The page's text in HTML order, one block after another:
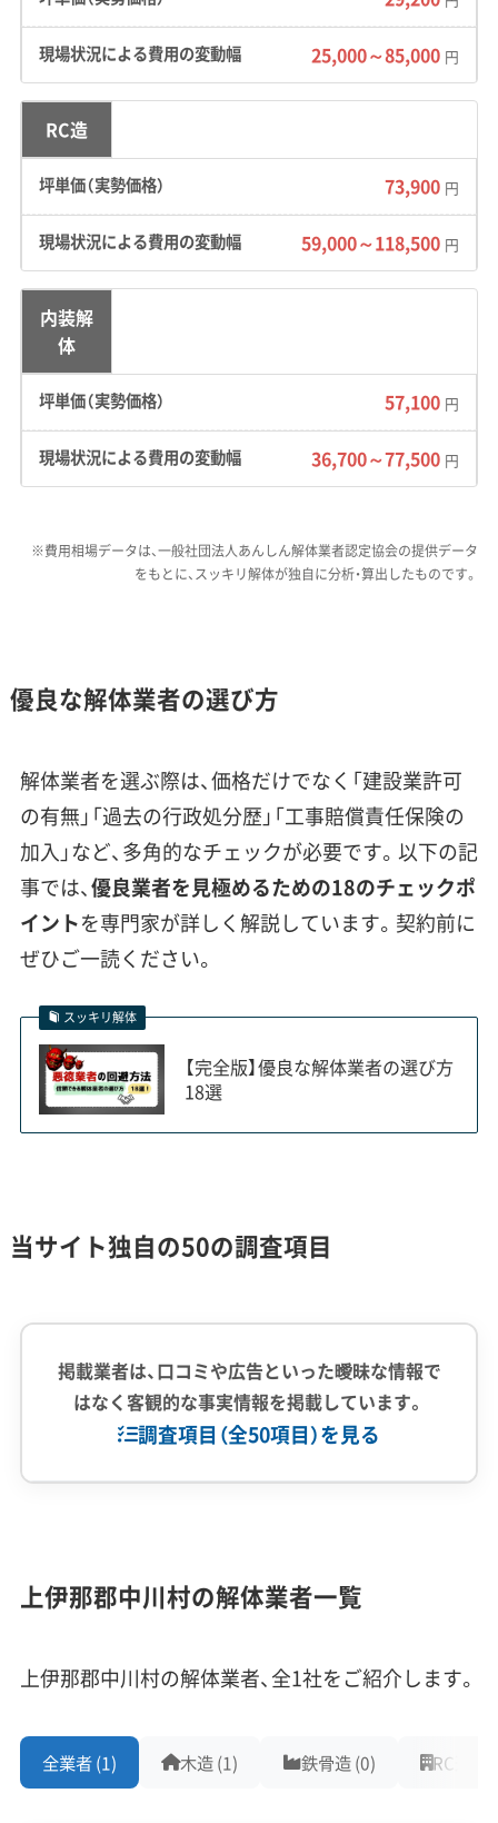
地形の特徴：天竜川がつくった大規模な河岸段
丘の上に集落が点在し、住宅が斜面ギリギリに
建っている場所も少なくありません。大草地区
や片桐地区では勾配10%を超える急な坂道が多
く、村内には土砂災害警戒区域も多数指定され
ています。
道路事情：葛北・葛南地区といった集落の内部
は、江戸時代から続く町割りの影響で道幅が
2.5m〜3.0mほどの狭い道が多く残っていま
す。そのため、大型トラックの通行や、車同士の
すれ違いが非常に難しい状況です。
費用への影響：主要な道路から現場まで、2tトラ
うんぱん）」が必要になるケースが多く見られま
す。これが、都市部の工事に比べて運搬に関わる
運営者 稲垣
中川村のような急傾斜地での解体
は、ただ壊すだけでは不十分です。
私がこれまで見てきたトラブル事
例で多いのが、作業中の土砂崩れ
や、隣家への影響です。だからこ
そ、見積もりの段階で「どのような
明してくれる業者を選んでくださ
い。過去の災害の教訓を理解してい
る業者かどうかが、大きな判断基準
になります。
三六災害の記憶と防災意識が解体工事
1961年の三六災害で集落が集団移転したとい
う歴史的な経験が、「危険な家屋の放置は二次
1961年（昭和36年）に発生した「三六災害」の記憶で
の維持が不可能と判断され、全戸が集団移転すると
いう甚大な被害を受けました。
25,000～85,000 円
RC造
73,900 円
59,000～118,500 円
内装解
体
57,100 円
36,700～77,500 円
※費用相場データは、一般社団法人あんしん解体業者認定協会の提供データ
をもとに、スッキリ解体が独自に分析・算出したものです。
優良な解体業者の選び方
解体業者を選ぶ際は、価格だけでなく「建設業許可
の有無」「過去の行政処分歴」「工事賠償責任保険の
加入」など、多角的なチェックが必要です。以下の記
事では、優良業者を見極めるための18のチェックポ
イントを専門家が詳しく解説しています。契約前に
ぜひご一読ください。
スッキリ解体
【完全版】優良な解体業者の選び方
18選
当サイト独自の50の調査項目
掲載業者は、口コミや広告といった曖昧な情報で
はなく客観的な事実情報を掲載しています。
調査項目（全50項目）を見る
従業員30人以上
中間処理場保有
公共工事の経験
アスベストレベル1,2除去 ブロック塀
土木工事
上伊那郡中川村の解体業者一覧
上伊那郡中川村の解体業者、全1社をご紹介します。
全業者 (1) 木造 (1) 鉄骨造 (0) RC造 (0)